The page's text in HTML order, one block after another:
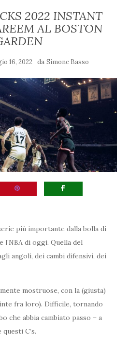
2022 INSTANT
AL BOSTON
16, 2022 da Simone Basso
più importante dalla bolla di
di oggi. Quella del
angoli, dei cambi difensivi, dei
mostruose, con la (giusta)
fra loro). Difficile, tornando
che abbia cambiato passo – a
C’s.